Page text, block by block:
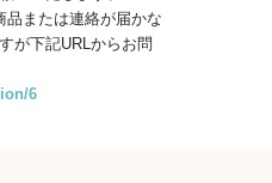
品または連絡が届かな
が下記URLからお問
6